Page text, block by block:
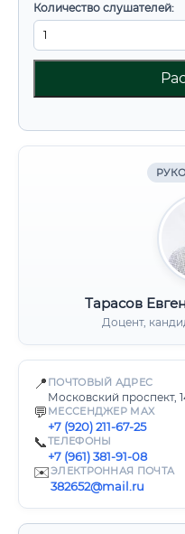
Количество слушателей:
Тарасов
Доцент,
📍 ПОЧТОВЫЙ АДРЕС
Московский проспект,
💬 МЕССЕНДЖЕР MAX
+7 (920) 211-67-25
📞ТЕЛЕФОНЫ
+7 (961) 381-91-08
✉️ЭЛЕКТРОННАЯ ПОЧТА
382652@mail.ru